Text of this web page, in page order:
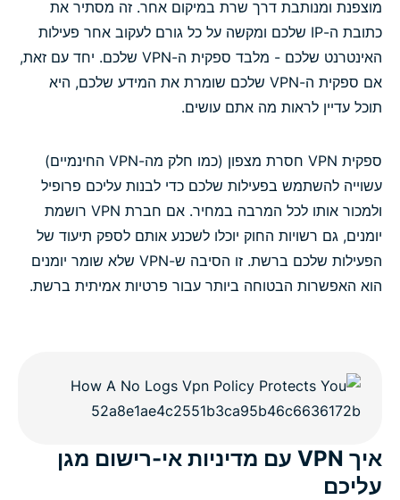
מוצפנת ומנותבת דרך שרת במיקום אחר. זה מסתיר את
כתובת ה-IP שלכם ומקשה על כל גורם לעקוב אחר פעילות
האינטרנט שלכם - מלבד ספקית ה-VPN שלכם. יחד עם זאת,
אם ספקית ה-VPN שלכם שומרת את המידע שלכם, היא
תוכל עדיין לראות מה אתם עושים.
ספקית VPN חסרת מצפון (כמו חלק מה-VPN החינמיים)
עשוייה להשתמש בפעילות שלכם כדי לבנות עליכם פרופיל
ולמכור אותו לכל המרבה במחיר. אם חברת VPN רושמת
יומנים, גם רשויות החוק יוכלו לשכנע אותם לספק תיעוד של
הפעילות שלכם ברשת. זו הסיבה ש-VPN שלא שומר יומנים
הוא האפשרות הבטוחה ביותר עבור פרטיות אמיתית ברשת.
איך VPN עם מדיניות אי-רישום מגן
עליכם